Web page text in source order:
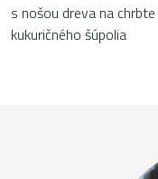
s nošou dreva na
kukuričného šúpolia